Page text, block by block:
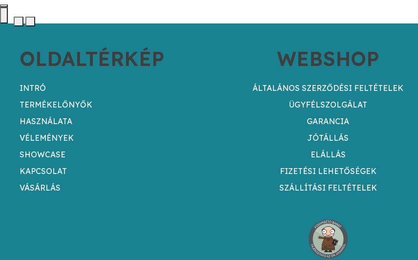
OLDALTÉRKÉP
INTRÓ
TERMÉKELŐNYŐK
HASZNÁLATA
VÉLEMÉNYEK
SHOWCASE
KAPCSOLAT
VÁSÁRLÁS
WEBSHOP
ÁLTALÁNOS SZERZŐDÉSI FELTÉTELEK
ÜGYFÉLSZOLGÁLAT
GARANCIA
JÓTÁLLÁS
ELÁLLÁS
FIZETÉSI LEHETŐSÉGEK
SZÁLLÍTÁSI FELTÉTELEK